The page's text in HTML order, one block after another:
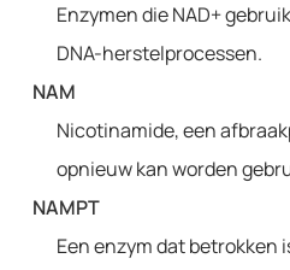
Enzymen die NAD+
DNA-herstelprocessen.
NAM
Nicotinamide, een
opnieuw kan worden
NAMPT
Een enzym dat betrokken